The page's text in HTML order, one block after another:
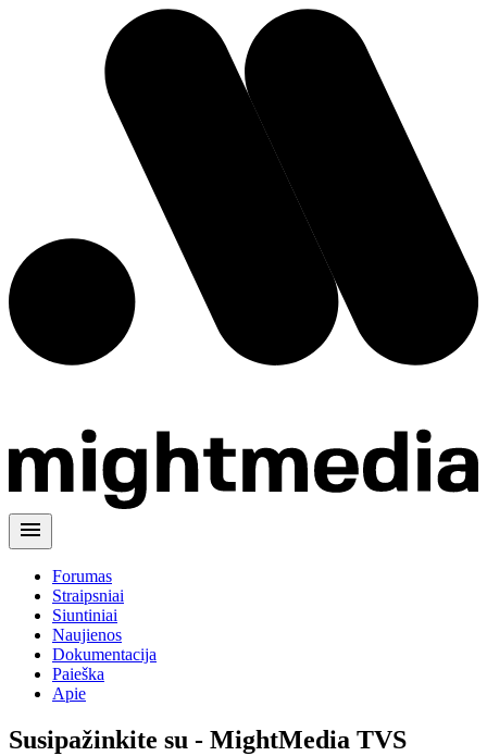
menu
Forumas
Straipsniai
Siuntiniai
Naujienos
Dokumentacija
Paieška
Apie
Susipažinkite su - MightMedia TVS